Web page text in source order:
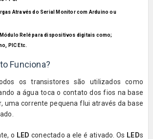
Através do Serial Monitor com Arduino ou
Relé para dispositivos digitais como;
PIC Etc.
Funciona?
os transistores são utilizados como
a água toca o contato dos fios na base
uma corrente pequena flui através da base
o LED conectado a ele é ativado. Os LEDs